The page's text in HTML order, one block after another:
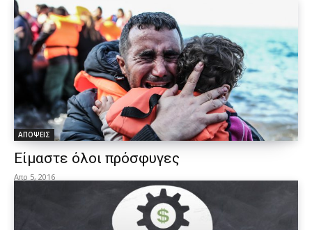
ΑΠΟΨΕΙΣ
Είμαστε όλοι πρόσφυγες
Απρ 5, 2016